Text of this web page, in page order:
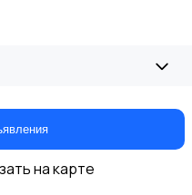
на карте